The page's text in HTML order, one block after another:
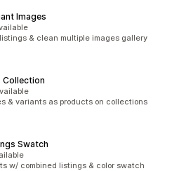
Images
& clean multiple images gallery
Collection
& variants as products on collections
Swatch
w/ combined listings & color swatch